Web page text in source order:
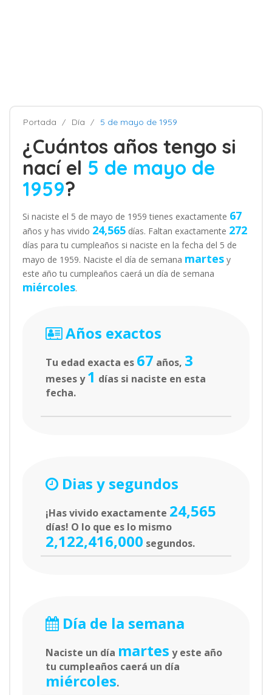
Portada Día 5 de mayo de 1959
¿Cuántos años tengo si
nací el 5 de mayo de
1959?
Si naciste el 5 de mayo de 1959 tienes exactamente 67
años y has vivido 24,565 días. Faltan exactamente 272
días para tu cumpleaños si naciste en la fecha del 5 de
mayo de 1959. Naciste el día de semana martes y
este año tu cumpleaños caerá un día de semana
miércoles.
Años exactos
Tu edad exacta es 67 años, 3
meses y1 días si naciste en esta
fecha.
Dias y segundos
¡Has vivido exactamente 24,565
días! O lo que es lo mismo
2,122,416,000 segundos.
Día de la semana
Naciste un día martes y este año
tu cumpleaños caerá un día
miércoles.